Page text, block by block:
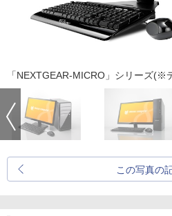
「NEXTGEAR-MICRO」シリーズ(※
この写真の